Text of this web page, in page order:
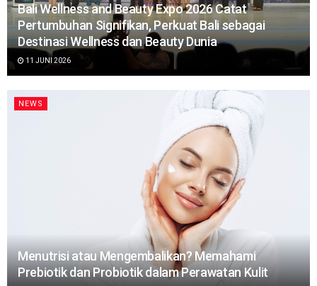
Bali Wellness and Beauty Expo 2026 Catat
Pertumbuhan Signifikan, Perkuat Bali sebagai
Destinasi Wellness dan Beauty Dunia
11 JUNI 2026
NEWS
Menutrisi atau Mengembalikan? Memahami
Prebiotik dan Probiotik dalam Perawatan Kulit